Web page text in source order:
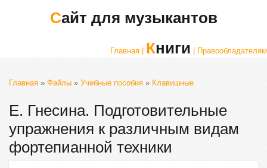
Сайт для музыкантов
Главная | Книги | Правообладателям
Главная » Файлы » Учебные пособия » Клавишные
Е. Гнесина. Подготовительные
упражнения к различным видам
фортепианной техники